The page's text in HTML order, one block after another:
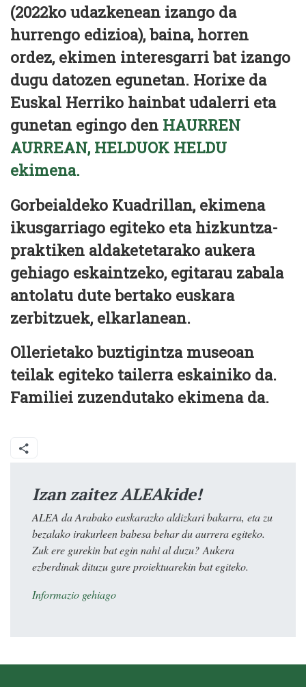
(2022ko udazkenean izango da
hurrengo edizioa), baina, horren
ordez, ekimen interesgarri bat izango
dugu datozen egunetan. Horixe da
Euskal Herriko hainbat udalerri eta
gunetan egingo den HAURREN
AURREAN, HELDUOK HELDU
ekimena.
Gorbeialdeko Kuadrillan, ekimena
ikusgarriago egiteko eta hizkuntza-
praktiken aldaketetarako aukera
gehiago eskaintzeko, egitarau zabala
antolatu dute bertako euskara
zerbitzuek, elkarlanean.
Ollerietako buztigintza museoan
teilak egiteko tailerra eskainiko da.
Familiei zuzendutako ekimena da.
Izan zaitez ALEAkide!
ALEA da Arabako euskarazko aldizkari bakarra, eta zu
bezalako irakurleen babesa behar du aurrera egiteko.
Zuk ere gurekin bat egin nahi al duzu? Aukera
ezberdinak dituzu gure proiektuarekin bat egiteko.
Informazio gehiago